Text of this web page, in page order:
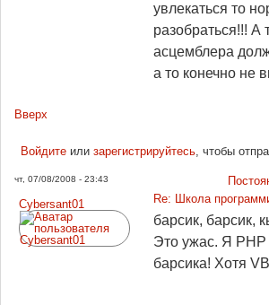
увлекаться то
разобраться!!! А
асцемблера
а то конечно не
Вверх
Войдитеили зарегистрируйтесь, чтобы
чт, 07/08/2008 - 23:43
Cybersant01
Re: Школа
барсик, барсик,
Это ужас. Я PHP
барсика! Хотя